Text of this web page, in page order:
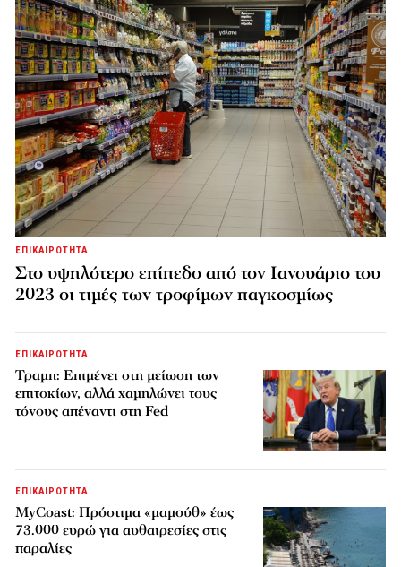
ΕΠΙΚΑΙΡΟΤΗΤΑ
Στο υψηλότερο επίπεδο από τον Ιανουάριο του
2023 οι τιμές των τροφίμων παγκοσμίως
ΕΠΙΚΑΙΡΟΤΗΤΑ
Τραμπ: Επιμένει στη μείωση των
επιτοκίων, αλλά χαμηλώνει τους
τόνους απέναντι στη Fed
ΕΠΙΚΑΙΡΟΤΗΤΑ
MyCoast: Πρόστιμα «μαμούθ» έως
73.000 ευρώ για αυθαιρεσίες στις
παραλίες